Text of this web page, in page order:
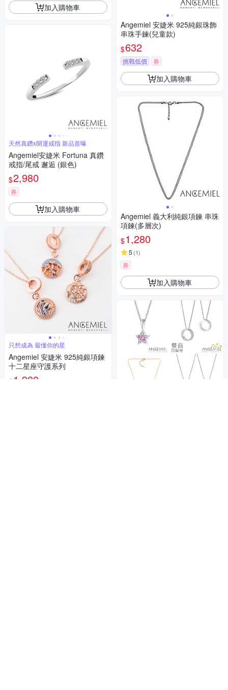
加入購物車
天然真鑽x開運戒指 新品首曝
Angemiel安婕米 Fortuna 真鑽
戒指/尾戒 邂逅 (銀色)
$2,980
券
加入購物車
只想成為 最懂你的星
Angemiel 安婕米 925純銀項鍊
十二星座守護系列
$ 1,980
Angemiel 安婕米 925純銀珠飾
串珠手鍊(兒童款)
$632
挑戰低價 券
加入購物車
Angemiel 義大利純銀項鍊 串珠
項鍊(多層次)
$1,280
5 (1)
券
加入購物車